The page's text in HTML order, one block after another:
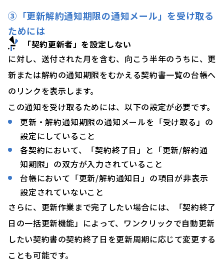
③「更新解約通知期限の通知メール」を受け取る
ためには
「契約更新者」を設定しない
に対し、送付された月を含む、向こう半年のうちに、更
新または解約の通知期限をむかえる契約書一覧の台帳へ
のリンクを表示します。
この通知を受け取るためには、以下の設定が必要です。
更新・解約通知期限の通知メールを「受け取る」の
設定にしていること
各契約において、「契約終了日」と「更新/解約通
知期限」の双方が入力されていること
台帳において「更新/解約通知日」の項目が非表示
設定されていないこと
さらに、更新作業まで完了したい場合には、「契約終了
日の一括更新機能」によって、ワンクリックで自動更新
したい契約書の契約終了日を更新周期に応じて変更する
ことも可能です。